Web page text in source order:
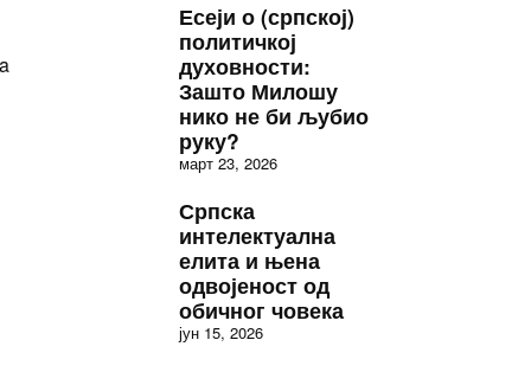
Есеји о (српској)
политичкој
духовности:
Зашто Милошу
нико не би љубио
руку?
март 23, 2026
Српска
интелектуална
елита и њена
одвојеност од
обичног човека
јун 15, 2026